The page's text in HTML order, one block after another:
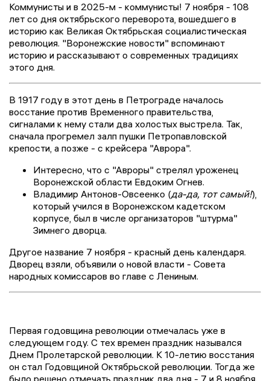
Коммунисты и в 2025-м - коммунисты! 7 ноября - 108
лет со дня октябрьского переворота, вошедшего в
историю как Великая Октябрьская социалистическая
революция. "Воронежские новости" вспоминают
историю и рассказывают о современных традициях
этого дня.
В 1917 году в этот день в Петрограде началось
восстание против Временного правительства,
сигналами к нему стали два холостых выстрела. Так,
сначала прогремел залп пушки Петропавловской
крепости, а позже - с крейсера "Аврора".
Интересно, что с "Авроры" стрелял уроженец
Воронежской области Евдоким Огнев.
Владимир Антонов-Овсеенко (да-да, тот самый!),
который учился в Воронежском кадетском
корпусе, был в числе организаторов "штурма"
Зимнего дворца.
Другое название 7 ноября - красный день календаря.
Дворец взяли, объявили о новой власти - Совета
народных комиссаров во главе с Лениным.
Первая годовщина революции отмечалась уже в
следующем году. С тех времен праздник назывался
Днем Пролетарской революции. К 10-летию восстания
он стал Годовщиной Октябрьской революции. Тогда же